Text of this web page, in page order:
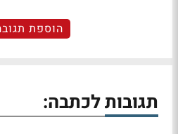
הוספת
תגובות לכתבה: